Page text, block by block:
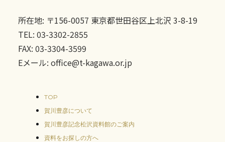
所在地: 〒156-0057 東京都世田谷区上北沢 3-8-19
TEL: 03-3302-2855
FAX: 03-3304-3599
Eメール: office@t-kagawa.or.jp
TOP
賀川豊彦について
賀川豊彦記念松沢資料館のご案内
資料をお探しの方へ